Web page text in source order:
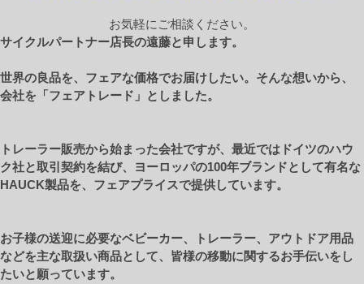
お気軽にご相談ください。
サイクルパートナー店長の遠藤と申します。
世界の良品を、フェアな価格でお届けしたい。そんな想いから、
会社を「フェアトレード」としました。
トレーラー販売から始まった会社ですが、最近ではドイツのハウ
ク社と取引契約を結び、ヨーロッパの100年ブランドとして有名な
HAUCK製品を、フェアプライスで提供しています。
お子様の送迎に必要なベビーカー、トレーラー、アウトドア用品
などを主な取扱い商品として、皆様の移動に関するお手伝いをし
たいと願っています。